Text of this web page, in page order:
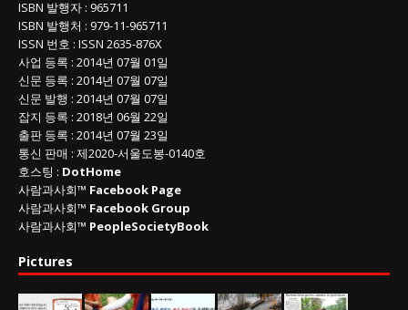
ISBN 발행자 : 965711
ISBN 발행처 : 979-11-965711
ISSN 번호 : ISSN 2635-876X
사업 등록 : 2014년 07월 01일
신문 등록 : 2014년 07월 07일
신문 발행 : 2014년 07월 07일
잡지 등록 : 2018년 06월 22일
출판 등록 : 2014년 07월 23일
통신 판매 : 제2020-서울도봉-0140호
호스팅 : DotHome
사람과사회™ Facebook Page
사람과사회™ Facebook Group
사람과사회™ PeopleSocietyBook
Pictures